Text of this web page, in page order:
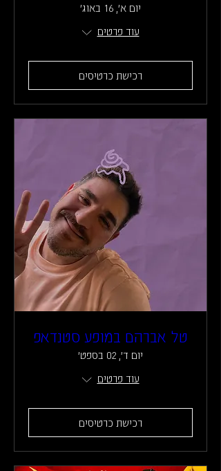
יום א׳, 16 באוג׳
עוד פרטים
רכישת כרטיסים
טל אברהם במופע סטנדאפ
יום ד׳, 02 בספט׳
עוד פרטים
רכישת כרטיסים